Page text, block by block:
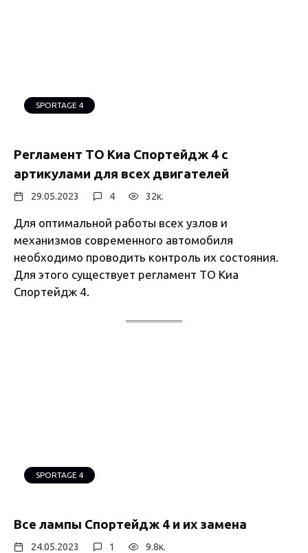
SPORTAGE 4
Регламент ТО Киа Спортейдж 4 с
артикулами для всех двигателей
29.05.2023 4 32к.
Для оптимальной работы всех узлов и
механизмов современного автомобиля
необходимо проводить контроль их состояния.
Для этого существует регламент ТО Киа
Спортейдж 4.
SPORTAGE 4
Все лампы Спортейдж 4 и их замена
24.05.2023 1 9.8к.